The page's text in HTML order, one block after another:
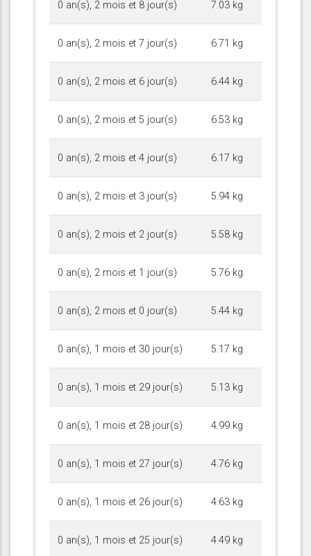
0 an(s), 2 mois et 8 jour(s) 7.03 kg
0 an(s), 2 mois et 7 jour(s) 6.71 kg
0 an(s), 2 mois et 6 jour(s) 6.44 kg
0 an(s), 2 mois et 5 jour(s) 6.53 kg
0 an(s), 2 mois et 4 jour(s) 6.17 kg
0 an(s), 2 mois et 3 jour(s) 5.94 kg
0 an(s), 2 mois et 2 jour(s) 5.58 kg
0 an(s), 2 mois et 1 jour(s) 5.76 kg
0 an(s), 2 mois et 0 jour(s) 5.44 kg
0 an(s), 1 mois et 30 jour(s) 5.17 kg
0 an(s), 1 mois et 29 jour(s) 5.13 kg
0 an(s), 1 mois et 28 jour(s) 4.99 kg
0 an(s), 1 mois et 27 jour(s) 4.76 kg
0 an(s), 1 mois et 26 jour(s) 4.63 kg
0 an(s), 1 mois et 25 jour(s) 4.49 kg